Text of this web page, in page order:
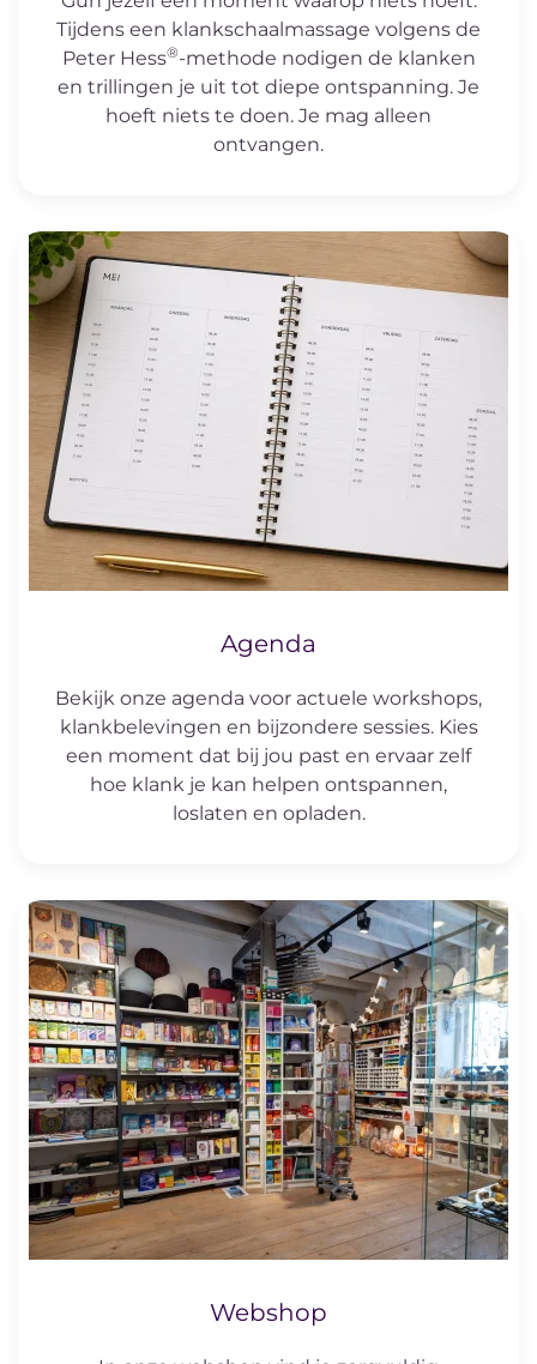
Tijdens een klankschaalmassage volgens de
Peter Hess®-methode nodigen de klanken
en trillingen je uit tot diepe ontspanning. Je
hoeft niets te doen. Je mag alleen
ontvangen.
Agenda
Bekijk onze agenda voor actuele workshops,
klankbelevingen en bijzondere sessies. Kies
een moment dat bij jou past en ervaar zelf
hoe klank je kan helpen ontspannen,
loslaten en opladen.
Webshop